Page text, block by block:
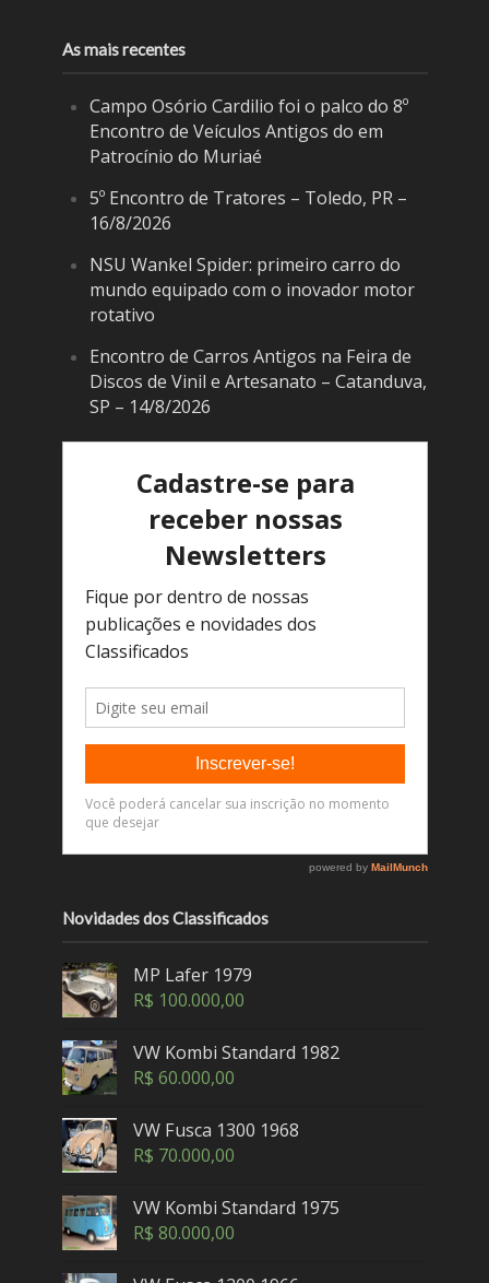
As mais recentes
Campo Osório Cardilio foi o palco do 8º
Encontro de Veículos Antigos do em
Patrocínio do Muriaé
5º Encontro de Tratores – Toledo, PR –
16/8/2026
NSU Wankel Spider: primeiro carro do
mundo equipado com o inovador motor
rotativo
Encontro de Carros Antigos na Feira de
Discos de Vinil e Artesanato – Catanduva,
SP – 14/8/2026
Novidades dos Classificados
MP Lafer 1979
R$ 100.000,00
VW Kombi Standard 1982
R$ 60.000,00
VW Fusca 1300 1968
R$ 70.000,00
VW Kombi Standard 1975
R$ 80.000,00